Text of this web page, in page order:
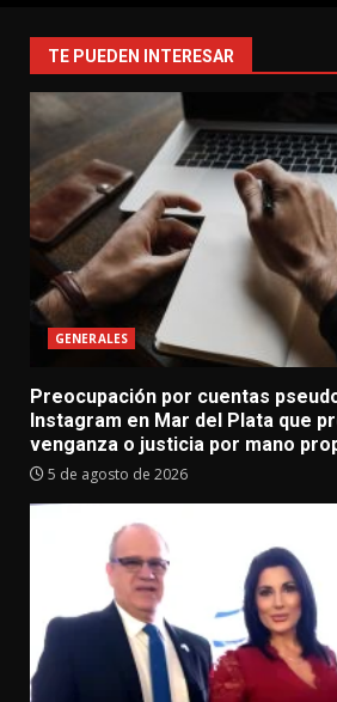
TE PUEDEN INTERESAR
GENERALES
Preocupación por cuentas
Instagram en Mar del Plata que
venganza o justicia por mano
5 de agosto de 2026